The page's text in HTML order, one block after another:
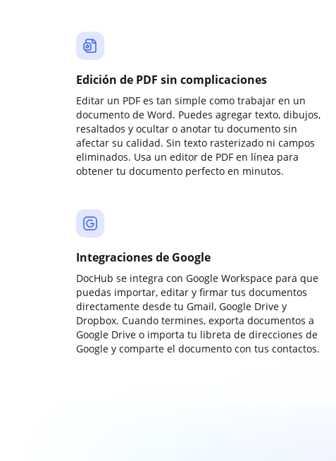
Edición de PDF sin complicaciones
Editar un PDF es tan simple como trabajar en un
documento de Word. Puedes agregar texto, dibujos,
resaltados y ocultar o anotar tu documento sin
afectar su calidad. Sin texto rasterizado ni campos
eliminados. Usa un editor de PDF en línea para
obtener tu documento perfecto en minutos.
Integraciones de Google
DocHub se integra con Google Workspace para que
puedas importar, editar y firmar tus documentos
directamente desde tu Gmail, Google Drive y
Dropbox. Cuando termines, exporta documentos a
Google Drive o importa tu libreta de direcciones de
Google y comparte el documento con tus contactos.